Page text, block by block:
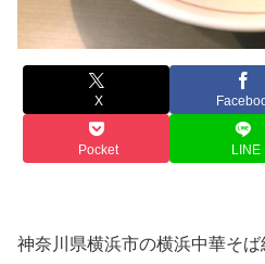
X
Pocket LINE
神奈川県横浜市の横浜中華そ